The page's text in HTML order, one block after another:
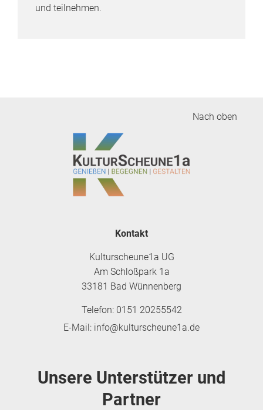
und teilnehmen.
Nach oben
Kontakt
Kulturscheune1a UG
Am Schloßpark 1a
33181 Bad Wünnenberg
Telefon: 0151 20255542
E-Mail: info@kulturscheune1a.de
Unsere Unterstützer und
Partner